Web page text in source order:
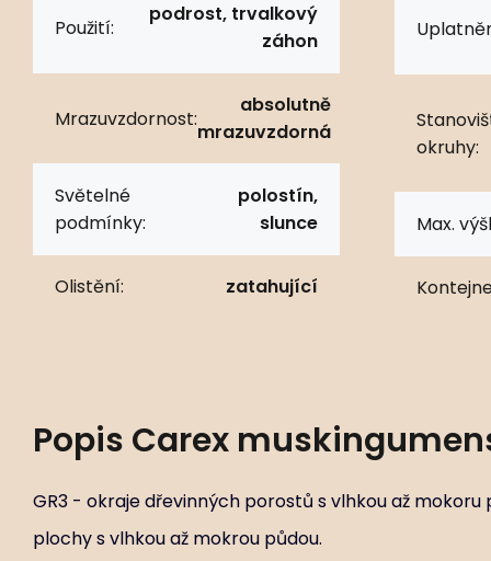
Použití:
podrost, trvalkový
záhon
Mrazuvzdornost:
absolutně
mrazuvzdorná
Světelné
podmínky:
polostín,
slunce
Olistění: zatahující
okruhy:
Max.
Popis Carex
GR3 - okraje dřevinných porostů s vlhkou až mokoru
plochy s vlhkou až mokrou půdou.